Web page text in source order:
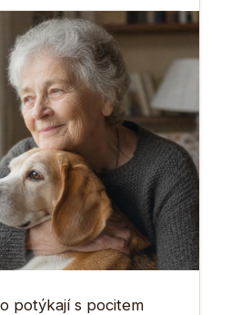
potýkají s pocitem